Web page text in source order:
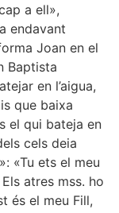
a ell»,
endavant
Joan en el
Baptista
en l’aigua,
que baixa
el qui bateja en
cels deia
«Tu ets el meu
atres mss. ho
és el meu Fill,